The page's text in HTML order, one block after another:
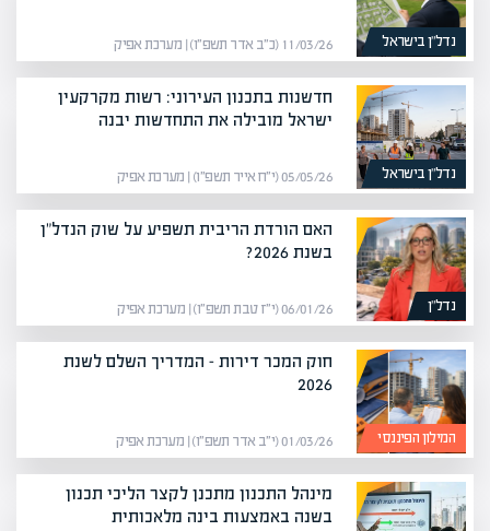
נדל”ן בישראל 11/03/26 (כ״ב אדר תשפ״ו) | מערכת אפיק
נדל”ן בישראל
חדשנות בתכנון העירוני: רשות מקרקעין
ישראל מובילה את התחדשות יבנה
05/05/26 (י״ח אייר תשפ״ו) | מערכת אפיק
נדל”ן
האם הורדת הריבית תשפיע על שוק הנדל"ן
בשנת 2026?
06/01/26 (י״ז טבת תשפ״ו) | מערכת אפיק
המילון הפיננסי
חוק המכר דירות – המדריך השלם לשנת
2026
01/03/26 (י״ב אדר תשפ״ו) | מערכת אפיק
מינהל התכנון מתכנן לקצר הליכי תכנון
בשנה באמצעות בינה מלאכותית